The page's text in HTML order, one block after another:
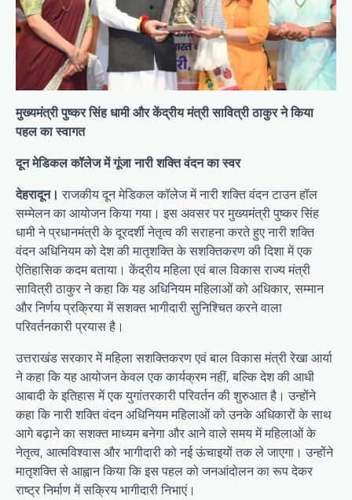
मुख्यमंत्री पुष्कर सिंह धामी और केंद्रीय मंत्री सावित्री ठाकुर ने किया
पहल का स्वागत
दून मेडिकल कॉलेज में गूंजा नारी शक्ति वंदन का स्वर
देहरादून। राजकीय दून मेडिकल कॉलेज में नारी शक्ति वंदन टाउन हॉल
सम्मेलन का आयोजन किया गया। इस अवसर पर मुख्यमंत्री पुष्कर सिंह
धामी ने प्रधानमंत्री के दूरदर्शी नेतृत्व की सराहना करते हुए नारी शक्ति
वंदन अधिनियम को देश की मातृशक्ति के सशक्तिकरण की दिशा में एक
ऐतिहासिक कदम बताया। केंद्रीय महिला एवं बाल विकास राज्य मंत्री
सावित्री ठाकुर ने कहा कि यह अधिनियम महिलाओं को अधिकार, सम्मान
और निर्णय प्रक्रिया में सशक्त भागीदारी सुनिश्चित करने वाला
परिवर्तनकारी प्रयास है।
उत्तराखंड सरकार में महिला सशक्तिकरण एवं बाल विकास मंत्री रेखा आर्या
ने कहा कि यह आयोजन केवल एक कार्यक्रम नहीं, बल्कि देश की आधी
आबादी के इतिहास में एक युगांतरकारी परिवर्तन की शुरुआत है। उन्होंने
कहा कि नारी शक्ति वंदन अधिनियम महिलाओं को उनके अधिकारों के साथ
आगे बढ़ाने का सशक्त माध्यम बनेगा और आने वाले समय में महिलाओं के
नेतृत्व, आत्मविश्वास और भागीदारी को नई ऊंचाइयों तक ले जाएगा। उन्होंने
मातृशक्ति से आह्वान किया कि इस पहल को जनआंदोलन का रूप देकर
राष्ट्र निर्माण में सक्रिय भागीदारी निभाएं।